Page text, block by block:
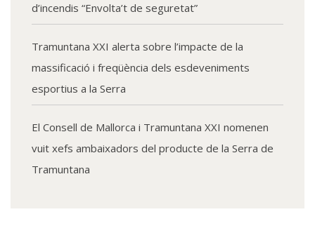
d’incendis “Envolta’t de seguretat”
Tramuntana XXI alerta sobre l’impacte de la
massificació i freqüència dels esdeveniments
esportius a la Serra
El Consell de Mallorca i Tramuntana XXI nomenen
vuit xefs ambaixadors del producte de la Serra de
Tramuntana